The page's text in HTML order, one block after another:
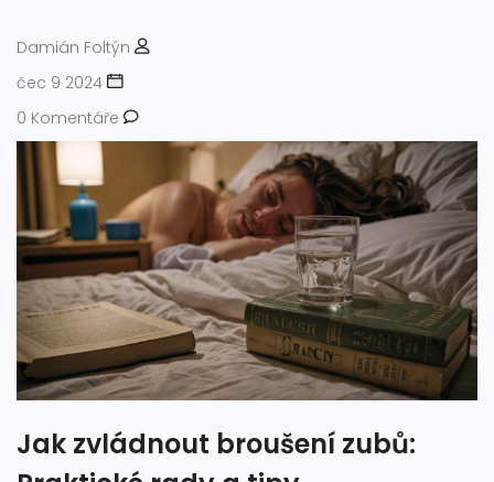
Damián Foltýn
čec 9 2024
0 Komentáře
Jak zvládnout broušení zubů: